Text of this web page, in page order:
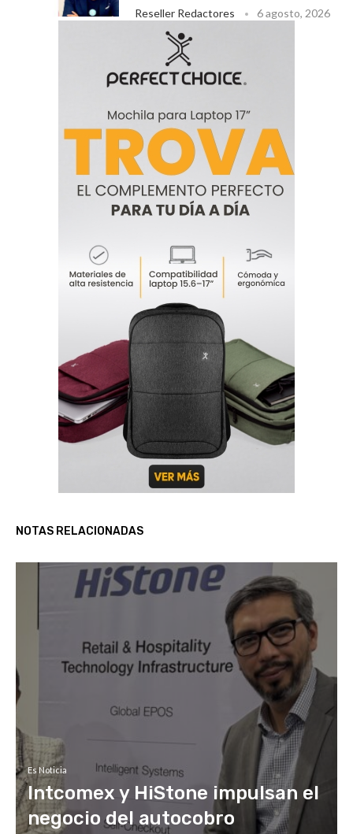
Reseller Redactores 6 agosto, 2026
NOTAS RELACIONADAS
Es Noticia
Intcomex y HiStone impulsan el
negocio del autocobro